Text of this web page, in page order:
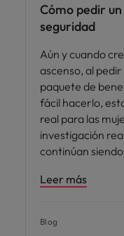
Cómo pedir
seguridad
Aún y cuando
ascenso, al
paquete de
fácil hacerlo,
real para las
investigación
continúan
Leer más
Blog